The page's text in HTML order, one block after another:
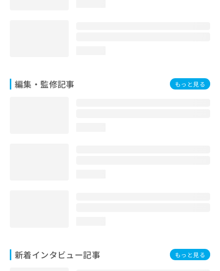
編集・監修記事 もっと見る
新着インタビュー記事 もっと見る